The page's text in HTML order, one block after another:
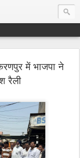
में भाजपा ने
रैली